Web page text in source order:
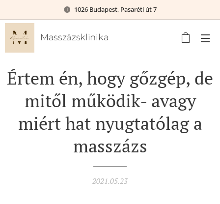
1026 Budapest, Pasaréti út 7
Masszázsklinika
Értem én, hogy gőzgép, de
mitől működik- avagy
miért hat nyugtatólag a
masszázs
2021.05.23